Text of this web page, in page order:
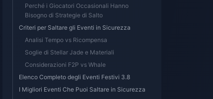
Perché i Giocatori Occasionali Hanno
Bisogno di Strategie di Salto
Criteri per Saltare gli Eventi in Sicurezza
Analisi Tempo vs Ricompensa
Soglie di Stellar Jade e Materiali
Considerazioni F2P vs Whale
Elenco Completo degli Eventi Festivi 3.8
I Migliori Eventi Che Puoi Saltare in Sicurezza